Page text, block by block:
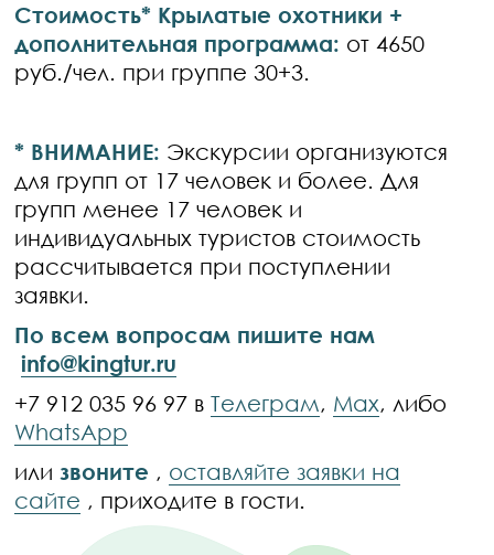
Стоимость* Крылатые охотники +
дополнительная программа: от 4650
руб./чел. при группе 30+3.
* ВНИМАНИЕ: Экскурсии организуются
для групп от 17 человек и более. Для
групп менее 17 человек и
индивидуальных туристов стоимость
рассчитывается при поступлении
заявки.
По всем вопросам пишите нам
info@kingtur.ru
+7 912 035 96 97 вТелеграм, Max, либо
WhatsApp
илизвоните , оставляйте заявки на
сайте , приходите в гости.